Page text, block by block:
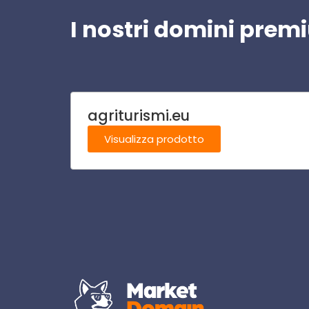
I nostri domini
agriturismi.eu
Visualizza prodotto